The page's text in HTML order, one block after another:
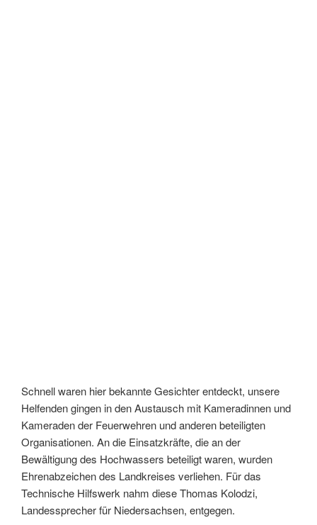
Schnell waren hier bekannte Gesichter entdeckt, unsere
Helfenden gingen in den Austausch mit Kameradinnen und
Kameraden der Feuerwehren und anderen beteiligten
Organisationen. An die Einsatzkräfte, die an der
Bewältigung des Hochwassers beteiligt waren, wurden
Ehrenabzeichen des Landkreises verliehen. Für das
Technische Hilfswerk nahm diese Thomas Kolodzi,
Landessprecher für Niedersachsen, entgegen.